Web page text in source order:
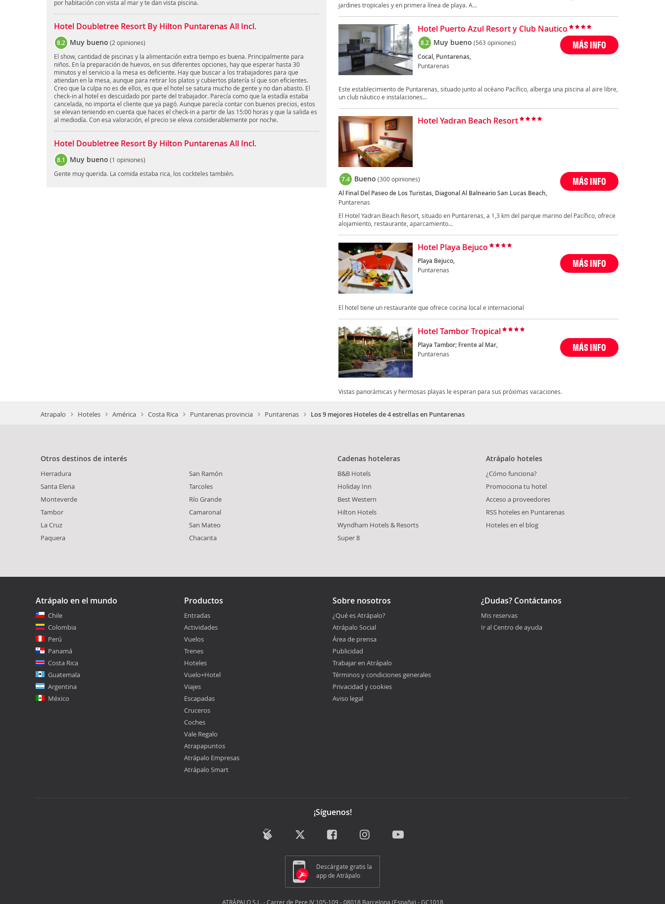
por habitación con vista al mar y te dan vista piscina.
Hotel Doubletree Resort By Hilton Puntarenas All Incl.
8.2 Muy bueno (2 opiniones)
El show, cantidad de piscinas y la alimentación extra tiempo es buena. Principalmente para
niños. En la preparación de huevos, en sus diferentes opciones, hay que esperar hasta 30
minutos y el servicio a la mesa es deficiente. Hay que buscar a los trabajadores para que
atiendan en la mesa, aunque para retirar los platos y cubiertos platería sí que son eficientes.
Creo que la culpa no es de ellos, es que el hotel se satura mucho de gente y no dan abasto. El
check-in al hotel es descuidado por parte del trabajador. Parecía como que la estadía estaba
cancelada, no importa el cliente que ya pagó. Aunque parecía contar con buenos precios, estos
se elevan teniendo en cuenta que haces el check-in a partir de las 15:00 horas y que la salida es
al mediodía. Con esa valoración, el precio se eleva considerablemente por noche.
Hotel Doubletree Resort By Hilton Puntarenas All Incl.
8.1 Muy bueno (1 opiniones)
Gente muy querida. La comida estaba rica, los cockteles también.
jardines tropicales y en primera línea de playa. A...
Hotel Puerto Azul Resort y Club Nautico
8.2 Muy bueno (563 opiniones)
Cocal, Puntarenas,
Puntarenas
MÁS INFO
Este establecimiento de Puntarenas, situado junto al océano Pacífico, alberga una piscina al aire libre,
un club náutico e instalaciones...
Hotel Yadran Beach Resort
7.4 Bueno (300 opiniones)
Al Final Del Paseo de Los Turistas, Diagonal Al Balneario San Lucas Beach,
Puntarenas
MÁS INFO
El Hotel Yadran Beach Resort, situado en Puntarenas, a 1,3 km del parque marino del Pacífico, ofrece
alojamiento, restaurante, aparcamiento...
Hotel Playa Bejuco
Playa Bejuco,
Puntarenas
MÁS INFO
El hotel tiene un restaurante que ofrece cocina local e internacional
Hotel Tambor Tropical
Playa Tambor; Frente al Mar,
Puntarenas
MÁS INFO
Vistas panorámicas y hermosas playas le esperan para sus próximas vacaciones.
Atrapalo Hoteles América Costa Rica Puntarenas provincia Puntarenas Los 9 mejores Hoteles de 4 estrellas en Puntarenas
Otros destinos de interés
Herradura
Santa Elena
Monteverde
Tambor
La Cruz
Paquera
San Ramón
Tarcoles
Río Grande
Camaronal
San Mateo
Chacarita
Cadenas hoteleras
B&B Hotels
Holiday Inn
Best Western
Hilton Hotels
Wyndham Hotels & Resorts
Super 8
Atrápalo hoteles
¿Cómo funciona?
Promociona tu hotel
Acceso a proveedores
RSS hoteles en Puntarenas
Hoteles en el blog
Atrápalo en el mundo
Chile
Colombia
Perú
Panamá
Costa Rica
Guatemala
Argentina
México
Productos
Entradas
Actividades
Vuelos
Trenes
Hoteles
Vuelo+Hotel
Viajes
Escapadas
Cruceros
Coches
Vale Regalo
Atrapapuntos
Atrápalo Empresas
Atrápalo Smart
Sobre nosotros
¿Qué es Atrápalo?
Atrápalo Social
Área de prensa
Publicidad
Trabajar en Atrápalo
Términos y condiciones generales
Privacidad y cookies
Aviso legal
¿Dudas? Contáctanos
Mis reservas
Ir al Centro de ayuda
¡Síguenos!
Descárgate gratis la
app de Atrápalo
ATRÁPALO S.L. - Carrer de Pere IV 105-109 - 08018 Barcelona (España) - GC1018